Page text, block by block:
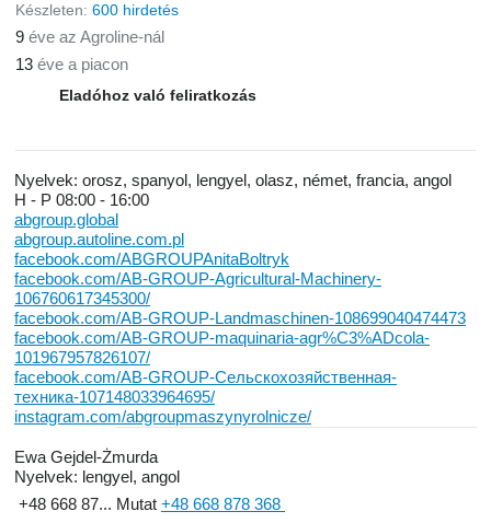
Készleten: 600 hirdetés
9 éve az Agroline-nál
13 éve a piacon
Eladóhoz való feliratkozás
Nyelvek: orosz, spanyol, lengyel, olasz, német, francia, angol
H - P 08:00 - 16:00
abgroup.global
abgroup.autoline.com.pl
facebook.com/ABGROUPAnitaBoltryk
facebook.com/AB-GROUP-Agricultural-Machinery-
106760617345300/
facebook.com/AB-GROUP-Landmaschinen-108699040474473
facebook.com/AB-GROUP-maquinaria-agr%C3%ADcola-
101967957826107/
facebook.com/AB-GROUP-Сельскохозяйственная-
техника-107148033964695/
instagram.com/abgroupmaszynyrolnicze/
Ewa Gejdel-Żmurda
Nyelvek: lengyel, angol
+48 668 87... Mutat +48 668 878 368